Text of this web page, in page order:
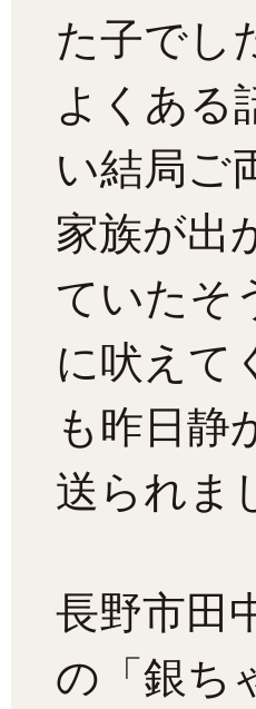
た子でし
よくある
い結局ご
家族が出
ていたそ
に吠えて
も昨日静
送られま
長野市田
の「銀ち